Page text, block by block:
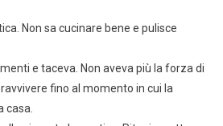
Non sa cucinare bene e pulisce
e taceva. Non aveva più la forza di
fino al momento in cui la
casa.